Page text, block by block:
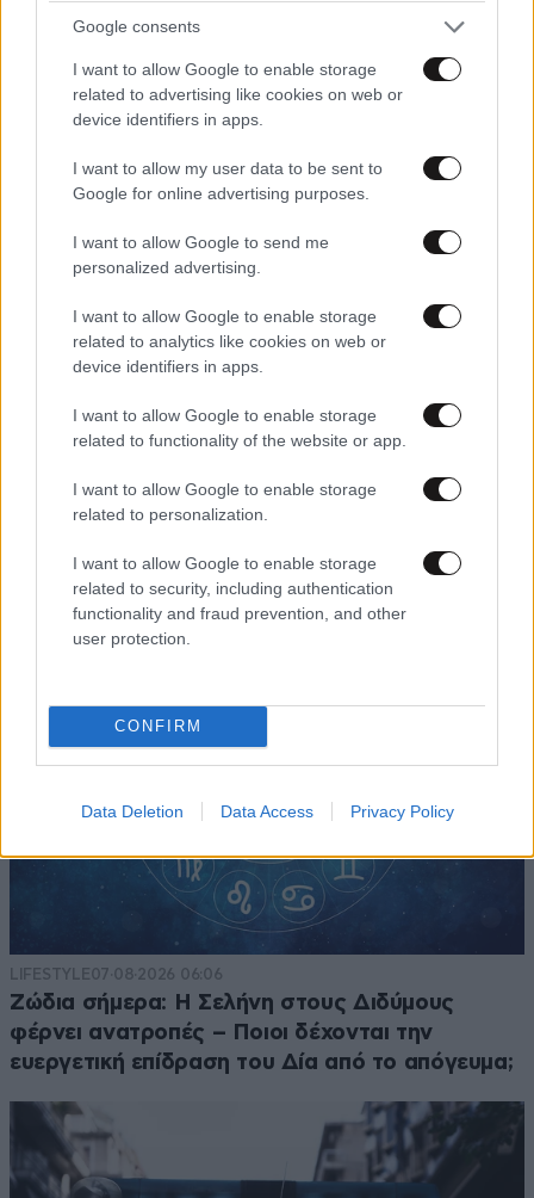
Google consents
I want to allow Google to enable storage
related to advertising like cookies on web or
device identifiers in apps.
I want to allow my user data to be sent to
Google for online advertising purposes.
I want to allow Google to send me
personalized advertising.
I want to allow Google to enable storage
related to analytics like cookies on web or
device identifiers in apps.
I want to allow Google to enable storage
related to functionality of the website or app.
I want to allow Google to enable storage
related to personalization.
I want to allow Google to enable storage
related to security, including authentication
functionality and fraud prevention, and other
user protection.
CONFIRM
Data Deletion Data Access Privacy Policy
Νέο χάπι ρίχνει την «κακή» χοληστερίνη έως και
πάντα
Γυναίκα έπεσε σε ακάλυπτο από τον 5ο όροφο
πολυκατοικίας στη Μιχαλακοπούλου –
Ανασύρθηκε χωρίς τις αισθήσεις της
LIFESTYLE07·08·2026 06:06
Ζώδια σήμερα: Η Σελήνη στους Διδύμους
φέρνει ανατροπές – Ποιοι δέχονται την
ευεργετική επίδραση του Δία από το απόγευμα;